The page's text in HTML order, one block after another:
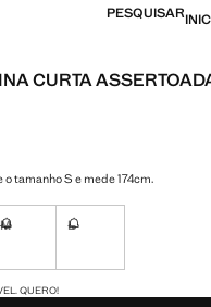
PESQUISAR
CURTA
€ ]
cor
tamanho S e mede 174cm.
M L
QUERO!